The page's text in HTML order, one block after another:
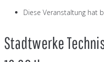
Diese Veranstaltung hat
Stadtwerke